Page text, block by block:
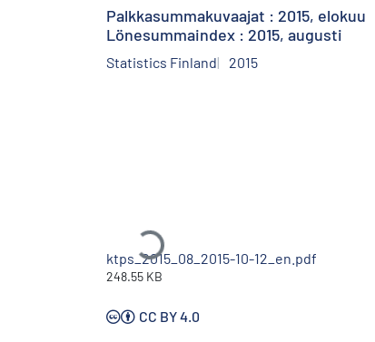
Palkkasummakuvaajat : 2015, elokuu
Lönesummaindex : 2015, augusti
Statistics Finland 2015
Ladataan...
ktps_2015_08_2015-10-12_en.pdf
248.55 KB
CC BY 4.0